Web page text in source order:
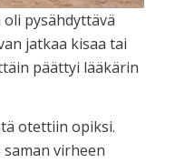
pysähdyttävä
jatkaa kisaa tai
päättyi lääkärin
otettiin opiksi.
virheen